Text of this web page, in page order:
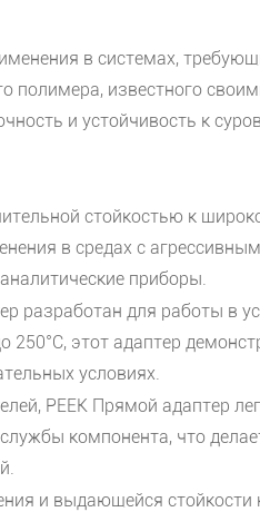
в системах,
полимера, известного
и устойчивость к
стойкостью к
в средах с
приборы.
разработан для работы в
этот адаптер
условиях.
PEEK Прямой адаптер
компонента, что
и выдающейся стойкости